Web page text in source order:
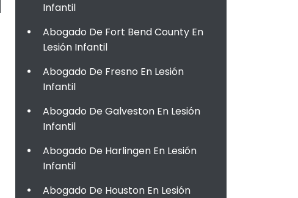
Infantil
Abogado De Fort Bend County En
Lesión Infantil
Abogado De Fresno En Lesión
Infantil
Abogado De Galveston En Lesión
Infantil
Abogado De Harlingen En Lesión
Infantil
Abogado De Houston En Lesión